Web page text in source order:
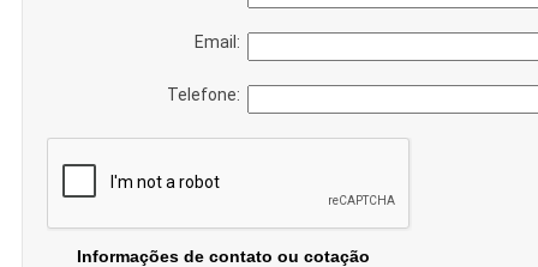
Email:
Telefone:
Informações de contato ou cotação